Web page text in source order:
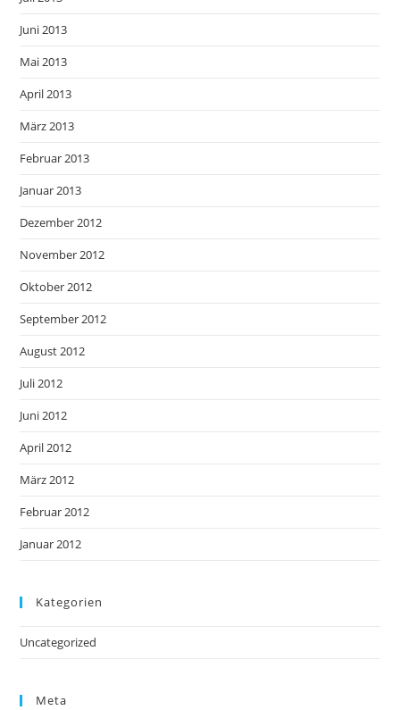
Juni 2013
Mai 2013
April 2013
März 2013
Februar 2013
Januar 2013
Dezember 2012
November 2012
Oktober 2012
September 2012
August 2012
Juli 2012
Juni 2012
April 2012
März 2012
Februar 2012
Januar 2012
Kategorien
Uncategorized
Meta